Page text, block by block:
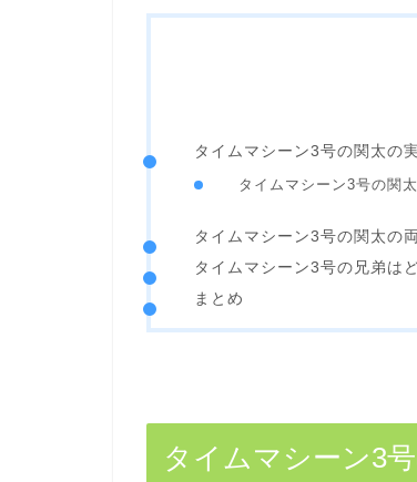
タイムマシーン3号の関太の
タイムマシーン3号の関
タイムマシーン3号の関太の
タイムマシーン3号の兄弟は
まとめ
タイムマシーン3